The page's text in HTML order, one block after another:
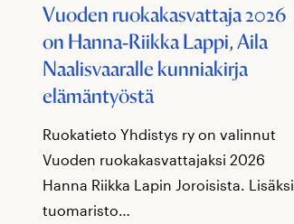
Vuoden ruokakasvattaja 2026
on Hanna‑Riikka Lappi, Aila
Naalisvaaralle kunniakirja
elämäntyöstä
Ruokatieto Yhdistys ry on valinnut
Vuoden ruokakasvattajaksi 2026
Hanna Riikka Lapin Joroisista. Lisäksi
tuomaristo…